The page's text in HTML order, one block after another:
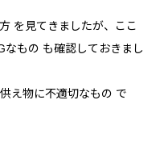
を見てきましたが、ここ
もの も確認しておきまし
え物に不適切なもの で